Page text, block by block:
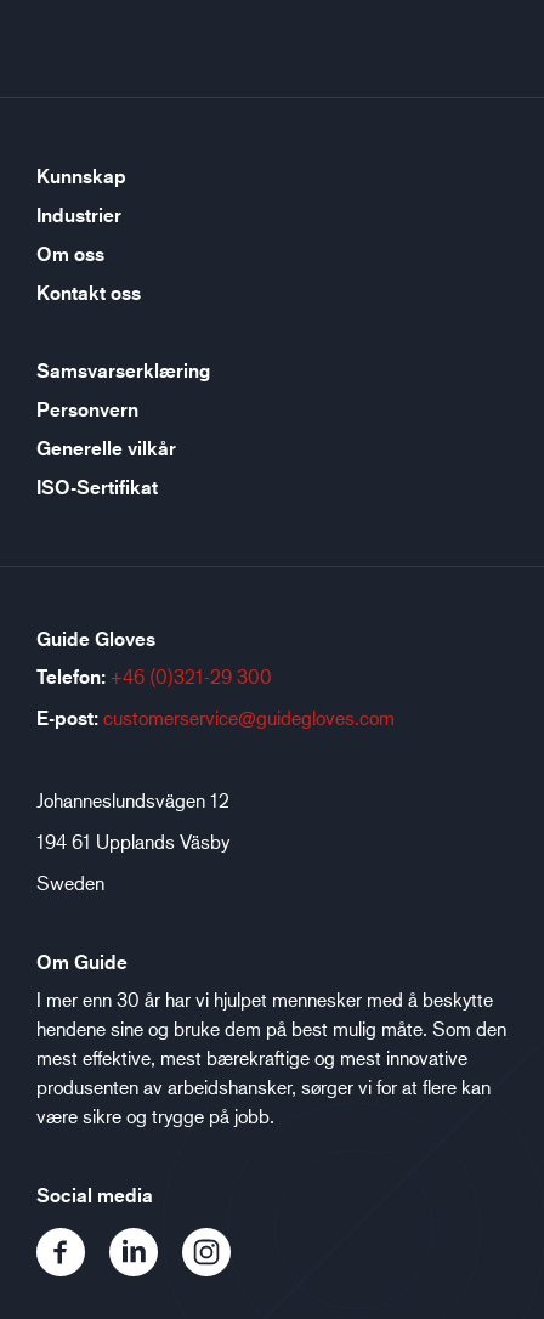
Kunnskap
Industrier
Om oss
Kontakt oss
Samsvarserklæring
Personvern
Generelle vilkår
ISO-Sertifikat
Guide Gloves
Telefon: +46 (0)321-29 300
E-post: customerservice@guidegloves.com
Johanneslundsvägen 12
194 61 Upplands Väsby
Sweden
Om Guide
I mer enn 30 år har vi hjulpet mennesker med å beskytte
hendene sine og bruke dem på best mulig måte. Som den
mest effektive, mest bærekraftige og mest innovative
produsenten av arbeidshansker, sørger vi for at flere kan
være sikre og trygge på jobb.
Social media